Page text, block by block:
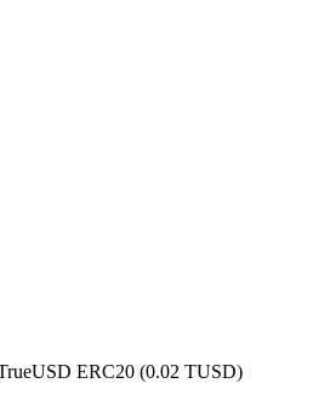
ERC20 (0.02 TUSD)